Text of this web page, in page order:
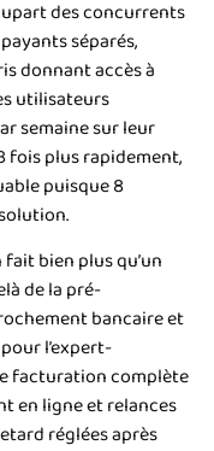
des concurrents
séparés,
donnant accès à
utilisateurs
semaine sur leur
fois plus rapidement,
puisque 8
bien plus qu’un
de la pré-
bancaire et
l’expert-
facturation complète
en ligne et relances
réglées après